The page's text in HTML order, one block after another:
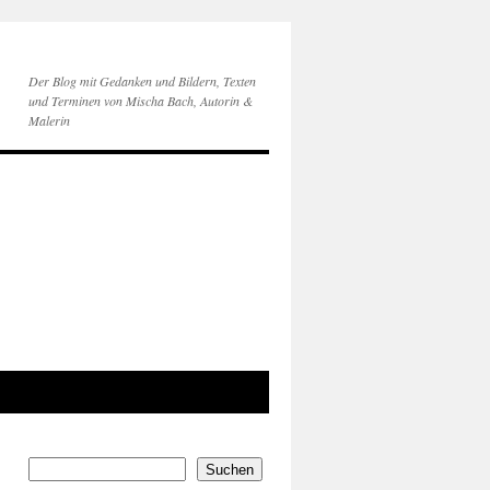
Der Blog mit Gedanken und Bildern, Texten
und Terminen von Mischa Bach, Autorin &
Malerin
Suchen